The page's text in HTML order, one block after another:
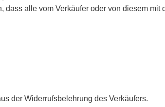
alle vom Verkäufer oder von diesem
der Widerrufsbelehrung des Verkäufers.